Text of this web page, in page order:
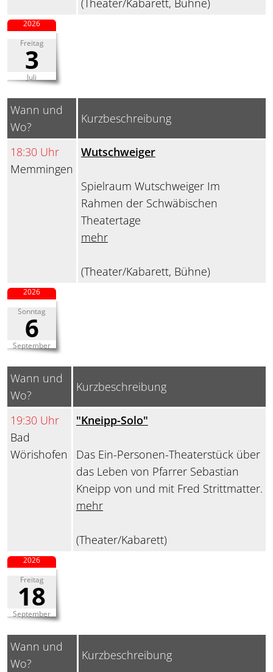
(Theater/Kabarett, Bühne)
Freitag
3
Juli
2026
Wann und
Wo?
Kurzbeschreibung
18:30 Uhr
Memmingen
Wutschweiger
Spielraum Wutschweiger Im
Rahmen der Schwäbischen
Theatertage
mehr
(Theater/Kabarett, Bühne)
Sonntag
6
September
2026
Wann und
Wo?
Kurzbeschreibung
19:30 Uhr
Bad
Wörishofen
"Kneipp-Solo"
Das Ein-Personen-Theaterstück über
das Leben von Pfarrer Sebastian
Kneipp von und mit Fred Strittmatter.
mehr
(Theater/Kabarett)
Freitag
18
September
2026
Wann und
Wo?
Kurzbeschreibung